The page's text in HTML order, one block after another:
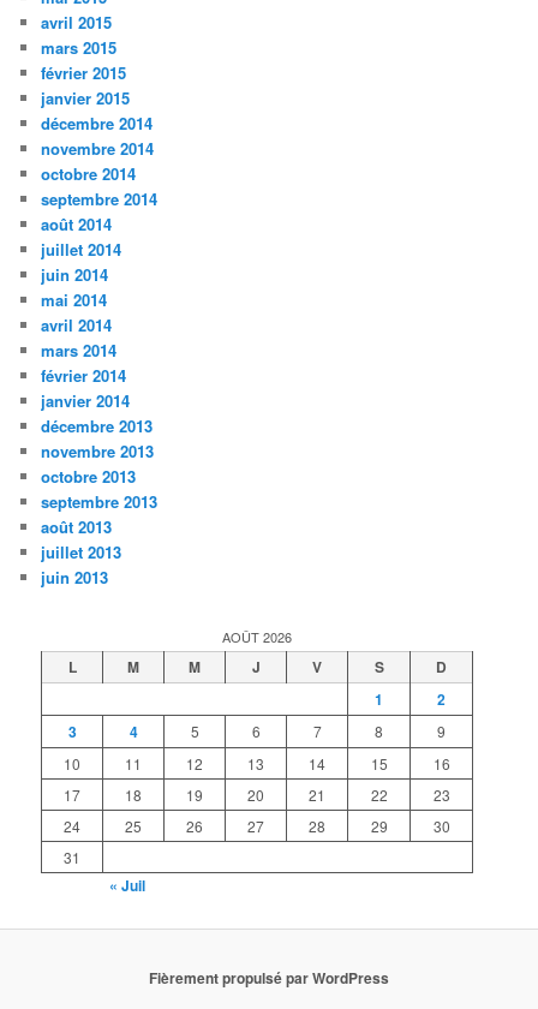
avril 2015
mars 2015
février 2015
janvier 2015
décembre 2014
novembre 2014
octobre 2014
septembre 2014
août 2014
juillet 2014
juin 2014
mai 2014
avril 2014
mars 2014
février 2014
janvier 2014
décembre 2013
novembre 2013
octobre 2013
septembre 2013
août 2013
juillet 2013
juin 2013
AOÛT 2026
L M M J V S
D
1
2
3
4 5 6 7 8
9
10
11 12 13 14 15
16
17
18 19 20 21 22
23
24
25 26 27 28 29
30
31
« Juil
Fièrement propulsé par WordPress